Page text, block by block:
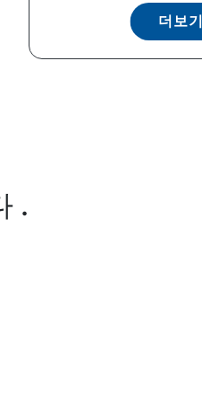
더보기
.